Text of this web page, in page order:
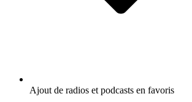
Ajout de radios et podcasts en favoris